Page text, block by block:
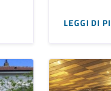
LEGGI DI
SU